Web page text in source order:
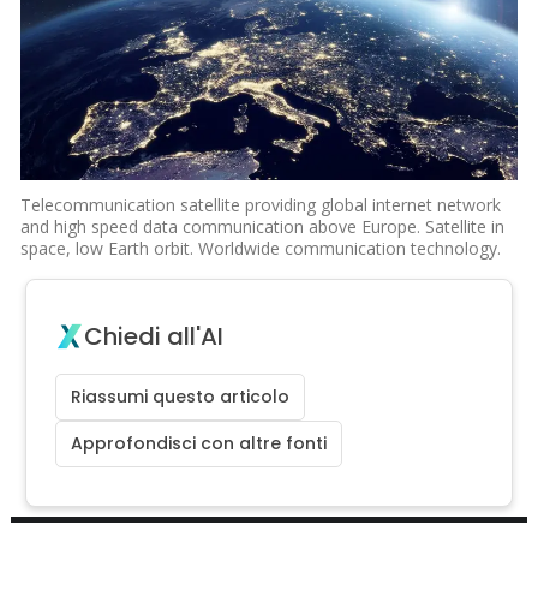
Telecommunication satellite providing global internet network
and high speed data communication above Europe. Satellite in
space, low Earth orbit. Worldwide communication technology.
Chiedi all'AI
Riassumi questo articolo
Approfondisci con altre fonti